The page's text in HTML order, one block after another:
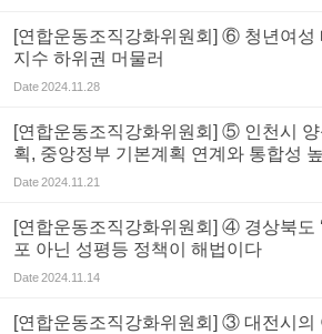
[연합운동조직강화위원회] ⑥ 청년여성
지수 하위권 머물러
Date2024.11.28
[연합운동조직강화위원회] ⑤ 인천시 양
획, 중앙정부 기본계획 연계와 통합성
Date2024.11.21
[연합운동조직강화위원회] ④ 경상북도
포 아닌 성평등 정책이 해법이다
Date2024.11.14
[연합운동조직강화위원회] ③ 대전시의